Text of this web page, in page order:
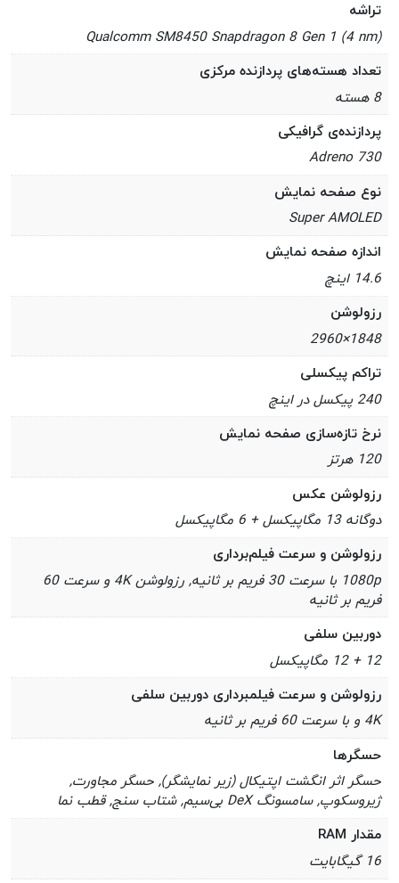
تراشه
Qualcomm SM8450 Snapdragon 8 Gen 1 (4 nm)
تعداد هسته‌های پردازنده مرکزی
8 هسته
پردازنده‌ی گرافیکی
Adreno 730
نوع صفحه نمایش
Super AMOLED
اندازه صفحه نمایش
14.6 اینچ
رزولوشن
1848×2960
تراکم پیکسلی
240 پیکسل در اینچ
نرخ تازه‌سازی صفحه نمایش
120 هرتز
رزولوشن عکس
دوگانه 13 مگاپیکسل + 6 مگاپیکسل
رزولوشن و سرعت فیلم‌برداری
1080p با سرعت 30 فریم بر ثانیه, رزولوشن 4K و سرعت 60
فریم بر ثانیه
دوربین سلفی
12 + 12 مگاپیکسل
رزولوشن و سرعت فیلمبرداری دوربین سلفی
4K و با سرعت 60 فریم بر ثانیه
حسگرها
حسگر اثر انگشت اپتیکال (زیر نمایشگر), حسگر مجاورت,
ژیروسکوپ, سامسونگ DeX بی‌سیم, شتاب‌ سنج, قطب‌ نما
مقدار RAM
16 گیگابایت